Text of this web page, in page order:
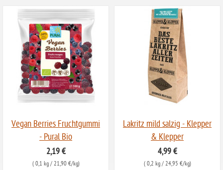
Vegan Berries Fruchtgummi
- Pural Bio
2,19 €
( 0,1 kg/ 21,90 €/kg)
Lakritz mild salzig - Klepper
& Klepper
4,99 €
( 0,2 kg/ 24,95 €/kg)